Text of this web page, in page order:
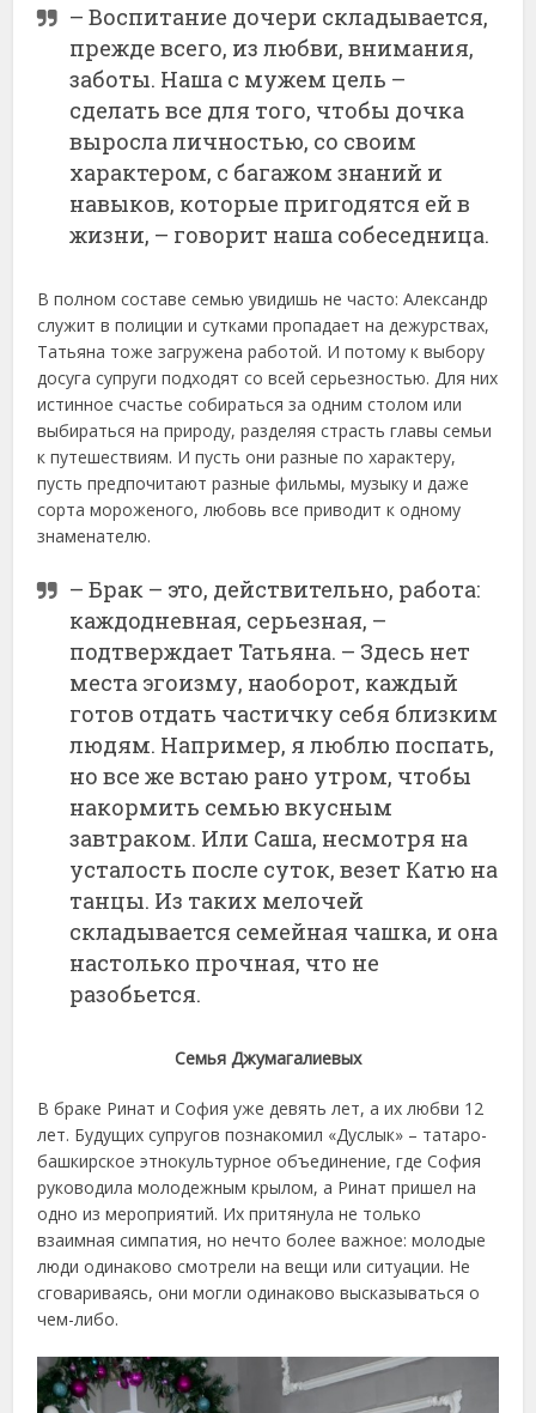
– Воспитание дочери складывается,
прежде всего, из любви, внимания,
заботы. Наша с мужем цель –
сделать все для того, чтобы дочка
выросла личностью, со своим
характером, с багажом знаний и
навыков, которые пригодятся ей в
жизни, – говорит наша собеседница.
В полном составе семью увидишь не часто: Александр
служит в полиции и сутками пропадает на дежурствах,
Татьяна тоже загружена работой. И потому к выбору
досуга супруги подходят со всей серьезностью. Для них
истинное счастье собираться за одним столом или
выбираться на природу, разделяя страсть главы семьи
к путешествиям. И пусть они разные по характеру,
пусть предпочитают разные фильмы, музыку и даже
сорта мороженого, любовь все приводит к одному
знаменателю.
– Брак – это, действительно, работа:
каждодневная, серьезная, –
подтверждает Татьяна. – Здесь нет
места эгоизму, наоборот, каждый
готов отдать частичку себя близким
людям. Например, я люблю поспать,
но все же встаю рано утром, чтобы
накормить семью вкусным
завтраком. Или Саша, несмотря на
усталость после суток, везет Катю на
танцы. Из таких мелочей
складывается семейная чашка, и она
настолько прочная, что не
разобьется.
Семья Джумагалиевых
В браке Ринат и София уже девять лет, а их любви 12
лет. Будущих супругов познакомил «Дуслык» – татаро-
башкирское этнокультурное объединение, где София
руководила молодежным крылом, а Ринат пришел на
одно из мероприятий. Их притянула не только
взаимная симпатия, но нечто более важное: молодые
люди одинаково смотрели на вещи или ситуации. Не
сговариваясь, они могли одинаково высказываться о
чем-либо.